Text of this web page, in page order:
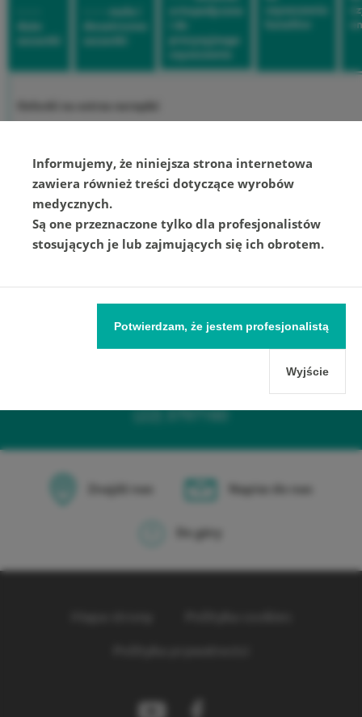
Szczotki do czyszczenia
zewnętrznych powierzchni
duże
szczotki
- - - - małe i
dwustronne
ortopedyczne
i do
precyzyjnego
czyszczenia
czyszczenia
Osłonki na ostrza narzędzi
Zadzwoń
(22) 3797160
Znajdź nas Napisz do nas
Do góry
Informujemy, że niniejsza strona internetowa
zawiera również treści dotyczące wyrobów
medycznych.
Są one przeznaczone tylko dla profesjonalistów
stosujących je lub zajmujących się ich obrotem.
Potwierdzam, że jestem profesjonalistą
Wyjście